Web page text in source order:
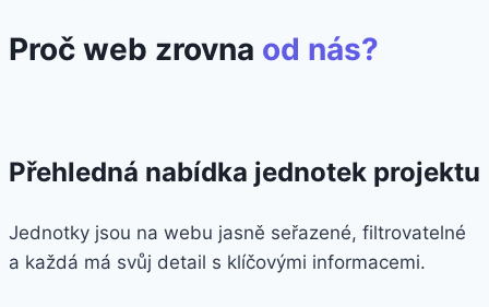
Proč web zrovna od nás?
Přehledná nabídka jednotek projektu
Jednotky jsou na webu jasně seřazené, filtrovatelné
a každá má svůj detail s klíčovými informacemi.